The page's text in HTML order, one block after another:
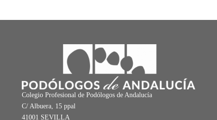
Colegio Profesional de Podólogos de Andalucía
C/ Albuera, 15 ppal
41001 SEVILLA